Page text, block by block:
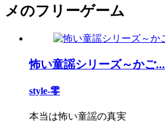
メのフリーゲーム
怖い童謡シリーズ～かご...
style-零
本当は怖い童謡の真実